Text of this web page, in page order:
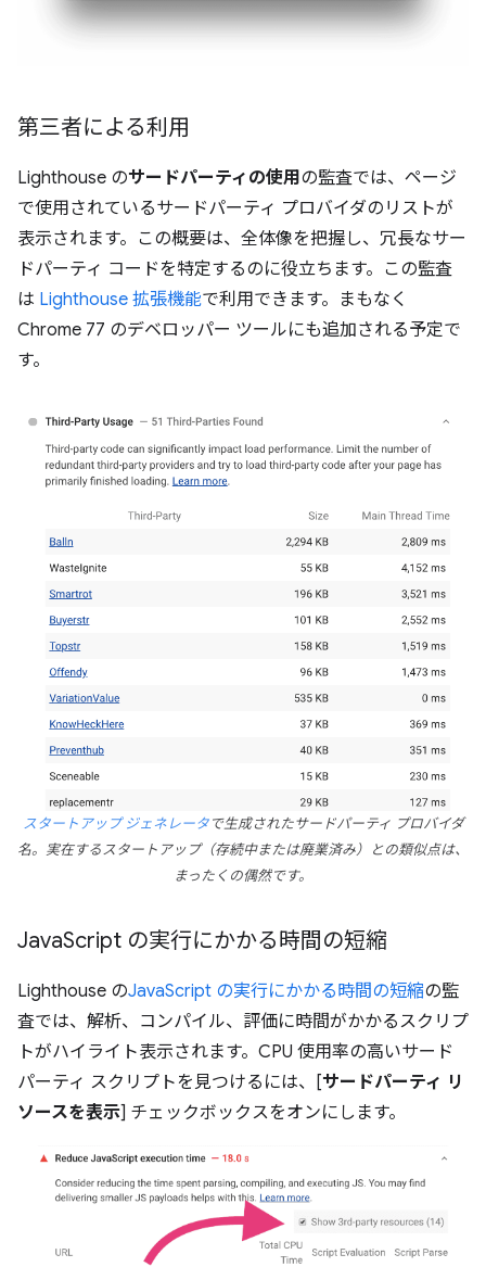
第三者による利用
Lighthouse のサードパーティの使用の監査では、ページ
で使用されているサードパーティ プロバイダのリストが
表示されます。この概要は、全体像を把握し、冗長なサー
ドパーティ コードを特定するのに役立ちます。この監査
は Lighthouse 拡張機能で利用できます。まもなく
Chrome 77 のデベロッパー ツールにも追加される予定で
す。
スタートアップ ジェネレータで生成されたサードパーティ プロバイダ
名。実在するスタートアップ（存続中または廃業済み）との類似点は、
まったくの偶然です。
JavaScript の実行にかかる時間の短縮
Lighthouse のJavaScript の実行にかかる時間の短縮の監
査では、解析、コンパイル、評価に時間がかかるスクリプ
トがハイライト表示されます。CPU 使用率の高いサード
パーティ スクリプトを見つけるには、[サードパーティ リ
ソースを表示] チェックボックスをオンにします。